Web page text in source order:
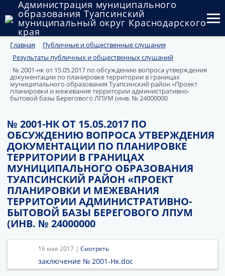
Администрация муниципального
образования Туапсинский
муниципальный округ Краснодарского
края
Округ
Администрация
Муниципальные закупки
Муниципальное имущество
Публичные слушания и общественные обсуждения
Документы
Главная
Публичные и общественные слушания
Результаты публичных и общественных слушаний
№ 2001-нк от 15.05.2017 по обсуждению вопроса утверждения
документации по планировке территории в границах
муниципального образования Туапсинский район «Проект
планировки и межевания территории административно-
бытовой базы Берегового ЛПУМ (инв. № 24000000
№ 2001-НК ОТ 15.05.2017 ПО
ОБСУЖДЕНИЮ ВОПРОСА УТВЕРЖДЕНИЯ
ДОКУМЕНТАЦИИ ПО ПЛАНИРОВКЕ
ТЕРРИТОРИИ В ГРАНИЦАХ
МУНИЦИПАЛЬНОГО ОБРАЗОВАНИЯ
ТУАПСИНСКИЙ РАЙОН «ПРОЕКТ
ПЛАНИРОВКИ И МЕЖЕВАНИЯ
ТЕРРИТОРИИ АДМИНИСТРАТИВНО-
БЫТОВОЙ БАЗЫ БЕРЕГОВОГО ЛПУМ
(ИНВ. № 24000000
16 мая 2017 | Смотреть
заключение № 2001-Нк.doc